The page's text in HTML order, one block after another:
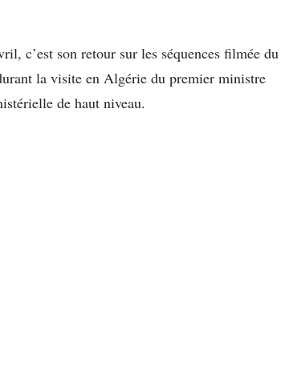
c’est son retour sur les séquences filmée du
la visite en Algérie du premier ministre
de haut niveau.